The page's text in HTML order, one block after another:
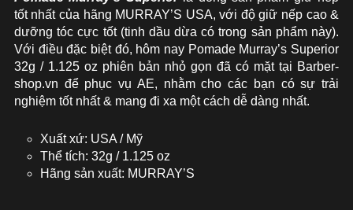
tốt nhất của hãng MURRAY’S USA, với độ giữ nếp cao &
dưỡng tóc cực tốt (tinh dầu dừa có trong sản phẩm này).
Với điều đặc biệt đó, hôm nay Pomade Murray’s Superior
32g / 1.125 oz phiên bản nhỏ gọn đã có mặt tại Barber-
shop.vn để phục vụ AE, nhằm cho các bạn có sự trải
nghiệm tốt nhất & mang đi xa một cách dễ dàng nhất.
Xuất xứ: USA / Mỹ
Thể tích: 32g / 1.125 oz
Hãng sản xuất: MURRAY’S